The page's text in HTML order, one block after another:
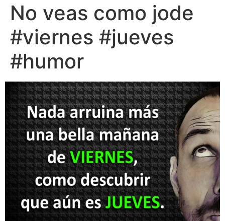
No veas como jode
#viernes #jueves
#humor